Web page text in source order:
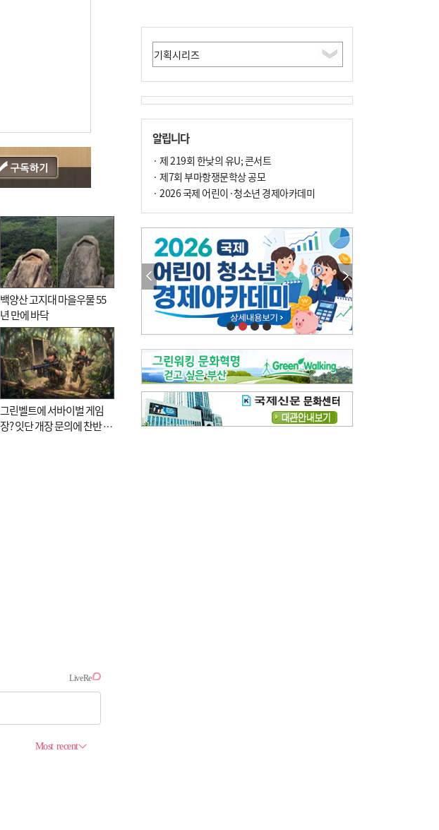
백양산 고지대 마을우물 55
년 만에 바닥
그린벨트에 서바이벌 게임
장? 잇단 개장 문의에 찬반 논
알립니다
· 제 219회 한낮의 유U; 콘서트
· 제7회 부마항쟁문학상 공모
· 2026 국제 어린이·청소년 경제아카데미